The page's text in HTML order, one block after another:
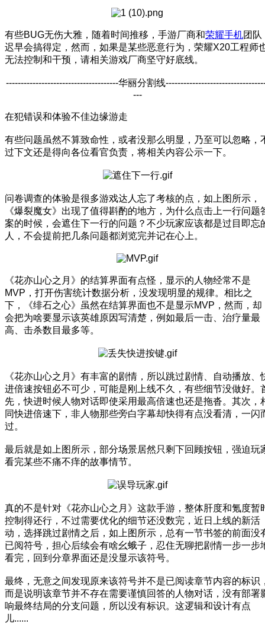
有些BUG无伤大雅，随着时间推移，手游厂商和荣耀手机团队
迟早会搞得定，然而，如果是某些恶意行为，荣耀X20工程师
无法控制和干预，请相关游戏厂商坚守好底线。
--------------------------------------华丽分割线
---
在犯错误和体验不佳边缘游走
有些问题虽然不算致命性，或者没那么明显，乃至可以忽略，
过下文还是得向各位看官负责，将相关内容公示一下。
问卷调查的体验是很多游戏达人忘了考核的点，如上图所示，
《爆裂魔女》出现了值得斟酌的地方，为什么点击上一行问题
案的时候，会遮住下一行的问题？不少玩家应该都是过目即忘
人，不会提前把几条问题都浏览完并记在心上。
《花亦山心之月》的结算界面有点怪，显示的人物经常不是
MVP，打开伤害统计数据分析，没发现明显的规律。相比之
下，《绯石之心》虽然在结算界面也不是显示MVP，然而，却
会把为啥要显示该英雄原因写清楚，例如最后一击、治疗量最
高、击杀数目最多等。
《花亦山心之月》有丰富的剧情，所以跳过剧情、自动播放、
进倍速按钮必不可少，可能是刚上线不久，有些细节没做好。
先，快进时候人物对话即使采用最高倍速也还是拖沓。其次，
同快进倍速下，非人物那些旁白字幕却快得有点没看清，一闪
过。
最后就是如上图所示，部分场景居然只剩下回顾按钮，强迫玩
看完某些不痛不痒的故事情节。
真的不是针对《花亦山心之月》这款手游，整体肝度和氪度暂
控制得还行，不过需要优化的细节还没数完，近日上线的新活
动，选择跳过剧情之后，如上图所示，总有一节书签的前面没
已阅符号，担心后续会有啥幺蛾子，忍住无聊把剧情一步一步
看完，回到分章界面还是没显示该符号。
最终，无意之间发现原来该符号并不是已阅读章节内容的标识
而是说明该章节并不存在需要谨慎回答的人物对话，没有部署
响最终结局的分支问题，所以没有标识。这逻辑和设计有点
儿......